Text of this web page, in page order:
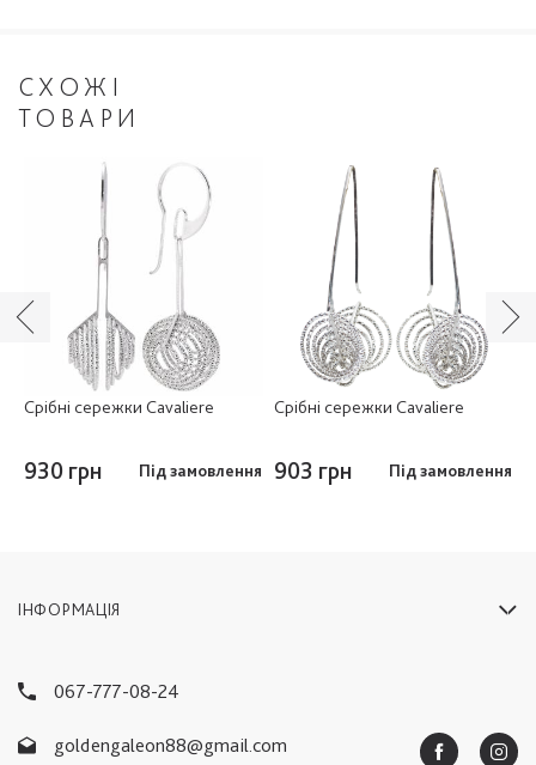
СХОЖІ
ТОВАРИ
Срібні сережки Cavaliere
930 грн Під замовлення
Срібні сережки Cavaliere
903 грн Під замовлення
ІНФОРМАЦІЯ
067-777-08-24
goldengaleon88@gmail.com